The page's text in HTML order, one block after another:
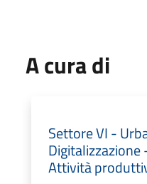
A cura di
Settore VI -
Attività